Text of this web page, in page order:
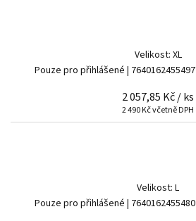
Velikost: XL
Pouze pro přihlášené | 7640162455497
2 057,85 Kč/ ks
2 490 Kč včetně DPH
Velikost: L
Pouze pro přihlášené | 7640162455480